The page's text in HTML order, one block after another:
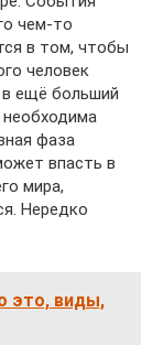
чем-то
в том, чтобы
человек
ещё больший
необходима
фаза
впасть в
мира,
Нередко
это, виды,